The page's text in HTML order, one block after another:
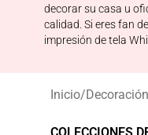
decorar su casa u
calidad. Si eres fan
impresión de tela
Inicio/